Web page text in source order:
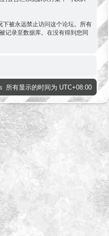
下被永远禁止访问这个论坛。所有
记录至数据库。在没有得到您同
所有显示的时间为 UTC+08:00